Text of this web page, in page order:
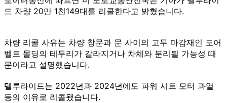
드 차량 20만 1천149대를 리콜한다고 밝혔습니다.
차량 리콜 사유는 차량 창문과 문 사이의 고무 마감재인 도어
벨트 몰딩의 테두리가 갈라지거나 차체와 분리될 가능성 때
문이라고 설명했습니다.
텔루라이드는 2022년과 2024년에도 파워 시트 모터 과열
등의 이유로 리콜됐습니다.